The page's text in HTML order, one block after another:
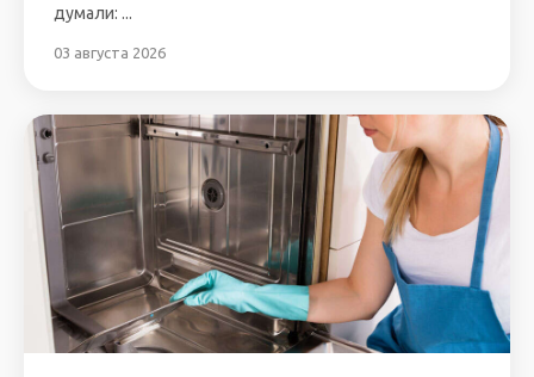
думали: ...
03 августа 2026